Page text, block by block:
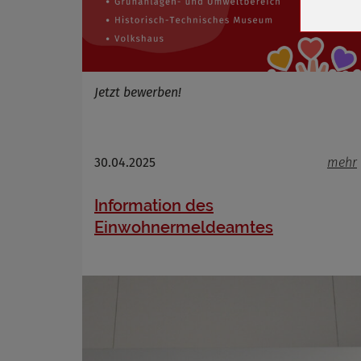
Jetzt bewerben!
30.04.2025 mehr
Information des
Einwohnermeldeamtes
Cookie
Anbieter